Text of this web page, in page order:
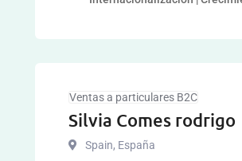
Ventas a particulares B2C
Silvia Comes rodrigo
Spain, España